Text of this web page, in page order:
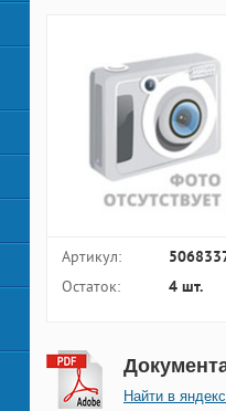
Артикул:
Остаток: 4 шт.
Найти в яндекс